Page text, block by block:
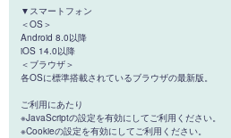
▼スマートフォン
＜OS＞
Android 8.0以降
iOS 14.0以降
＜ブラウザ＞
各OSに標準搭載されているブラウザの最新版。
ご利用にあたり
※JavaScriptの設定を有効にしてご利用ください。
※Cookieの設定を有効にしてご利用ください。